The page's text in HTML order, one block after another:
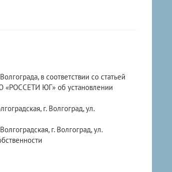
в соответствии со статьей
«РОССЕТИ ЮГ» об установлении
г. Волгоград, ул.
г. Волгоград, ул.